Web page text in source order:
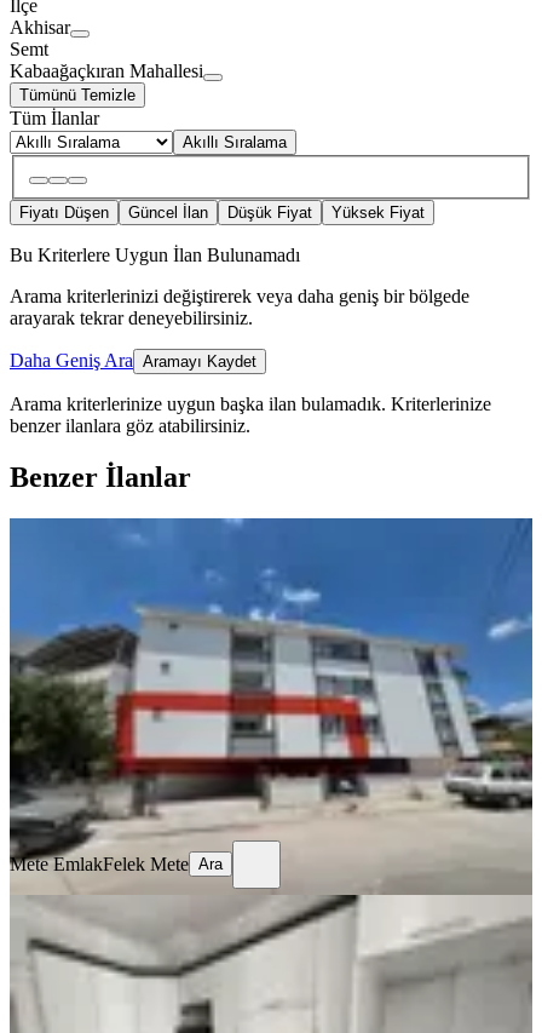
İlçe
Akhisar
Semt
Kabaağaçkıran Mahallesi
Tümünü Temizle
Tüm İlanlar
Akıllı Sıralama
Fiyatı Düşen Güncel İlan Düşük Fiyat Yüksek Fiyat
Bu Kriterlere Uygun İlan Bulunamadı
Arama kriterlerinizi değiştirerek veya daha geniş bir bölgede
arayarak tekrar deneyebilirsiniz.
Daha Geniş Ara Aramayı Kaydet
Arama kriterlerinize uygun başka ilan bulamadık. Kriterlerinize
benzer ilanlara göz atabilirsiniz.
Benzer İlanlar
Güzergahında Daire 1+1
Akhisar, Efendi Mahallesi
1+1
50 m²·1. Kat·07.08.2026
15.000 ₺
Mete EmlakFelek Mete
Ara
Mete EmlakFelek Mete Ara
YENİ
Hürriyet Mahallesi'nde 3+1 Ferah
Kiralık Daire
Akhisar, Hürriyet Mahallesi